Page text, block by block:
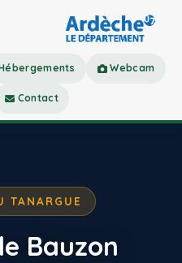
Webcam
Contact
TANARGUE
Bauzon